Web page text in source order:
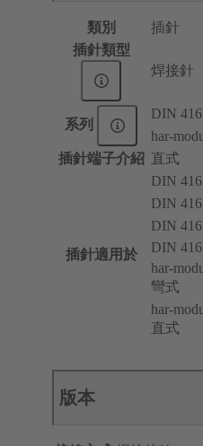
類別
插針
插針類型
焊接針
系列
DIN
har-
插針端子介紹 直式
插針適用於
DIN
DIN
DIN
DIN
har-
彎式
har-
直式
版本